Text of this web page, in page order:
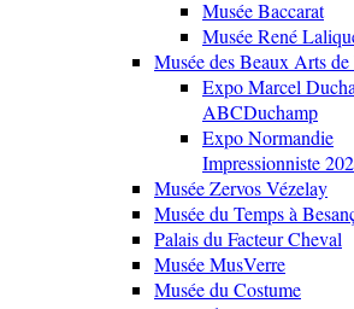
Musée Baccarat
Musée René
Musée des Beaux Arts de
Expo Marcel
ABCDuchamp
Expo Normandie
Impressionniste
Musée Zervos Vézelay
Musée du Temps à
Palais du Facteur Cheval
Musée MusVerre
Musée du Costume